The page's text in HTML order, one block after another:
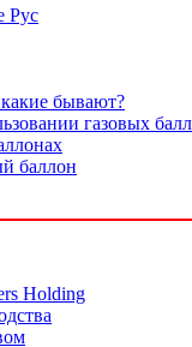
Рус
бывают?
газовых
баллон
Holding